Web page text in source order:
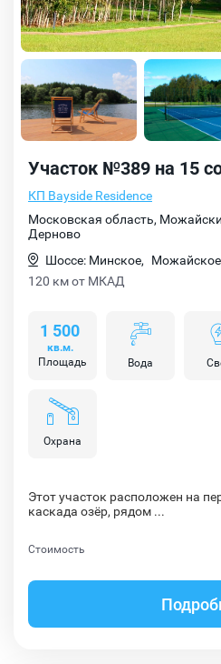
Участок №389 на 15
КП Bayside Residence
Московская область,
Дерново
Шоссе: Минское,
120 км от МКАД
1 500
кв.м.
Площадь
Вода
Охрана
Стоимость
Этот участок расположен на
каскада озёр, рядом ...